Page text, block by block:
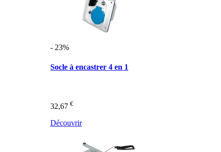
- 23%
Socle à encastrer 4 en 1
32,67 €
Découvrir